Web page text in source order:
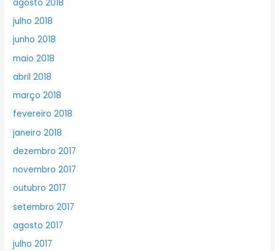
agosto 2018
julho 2018
junho 2018
maio 2018
abril 2018
março 2018
fevereiro 2018
janeiro 2018
dezembro 2017
novembro 2017
outubro 2017
setembro 2017
agosto 2017
julho 2017